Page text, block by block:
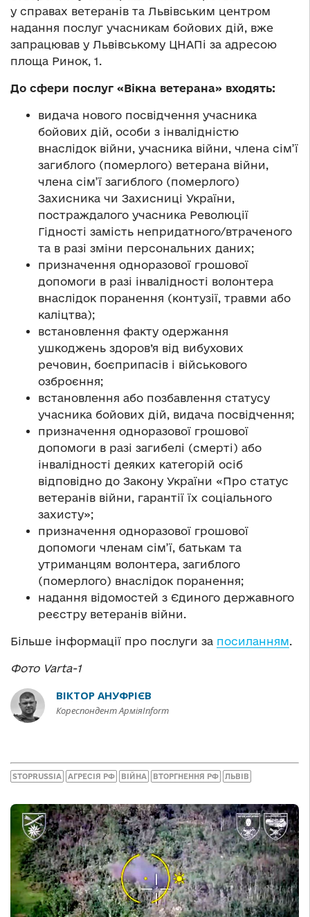
у справах ветеранів та Львівським центром
надання послуг учасникам бойових дій, вже
запрацював у Львівському ЦНАПі за адресою
площа Ринок, 1.
До сфери послуг «Вікна ветерана» входять:
видача нового посвідчення учасника
бойових дій, особи з інвалідністю
внаслідок війни, учасника війни, члена сім’ї
загиблого (померлого) ветерана війни,
члена сім’ї загиблого (померлого)
Захисника чи Захисниці України,
постраждалого учасника Революції
Гідності замість непридатного/втраченого
та в разі зміни персональних даних;
призначення одноразової грошової
допомоги в разі інвалідності волонтера
внаслідок поранення (контузії, травми або
каліцтва);
встановлення факту одержання
ушкоджень здоров’я від вибухових
речовин, боєприпасів і військового
озброєння;
встановлення або позбавлення статусу
учасника бойових дій, видача посвідчення;
призначення одноразової грошової
допомоги в разі загибелі (смерті) або
інвалідності деяких категорій осіб
відповідно до Закону України «Про статус
ветеранів війни, гарантії їх соціального
захисту»;
призначення одноразової грошової
допомоги членам сім’ї, батькам та
утриманцям волонтера, загиблого
(померлого) внаслідок поранення;
надання відомостей з Єдиного державного
реєстру ветеранів війни.
Більше інформації про послуги за посиланням.
Фото Varta-1
ВІКТОР АНУФРІЄВ
Кореспондент АрміяInform
STOPRUSSIA АГРЕСІЯ РФ ВІЙНА ВТОРГНЕННЯ РФ ЛЬВІВ